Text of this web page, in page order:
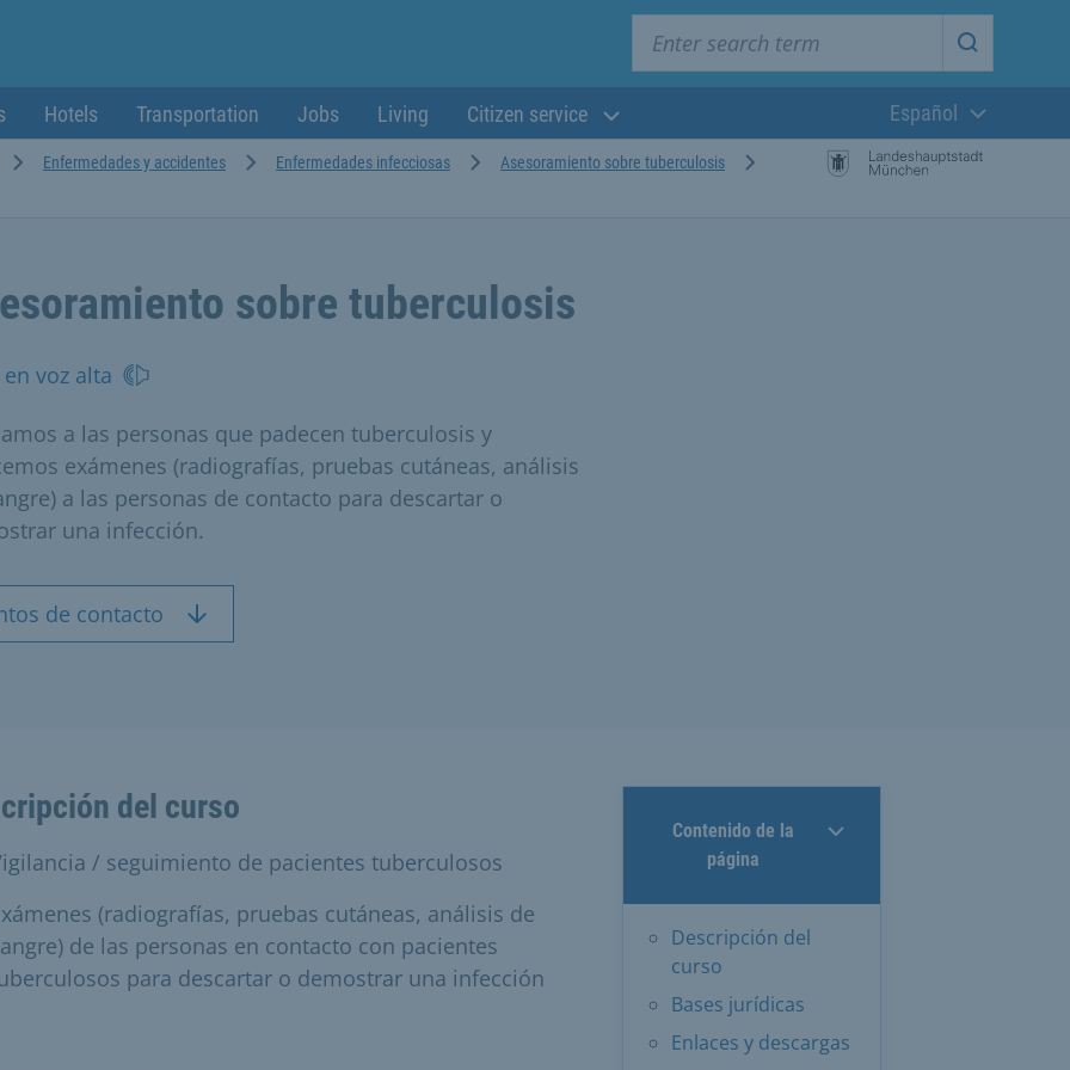
Start
Hotels Transportation Jobs Living Citizen service
Lengua actual:
Español
Enfermedades y accidentes Enfermedades infecciosas
Asesoramiento sobre tuberculosis
sobre tuberculosis
en voz alta
a las personas que padecen tuberculosis y
exámenes (radiografías, pruebas cutáneas, análisis
a las personas de contacto para descartar o
una infección.
de contacto
Contenido de la
página
Descripción del
curso
Bases jurídicas
Enlaces y descargas
del curso
/ seguimiento de pacientes tuberculosos
(radiografías, pruebas cutáneas, análisis de
de las personas en contacto con pacientes
para descartar o demostrar una infección